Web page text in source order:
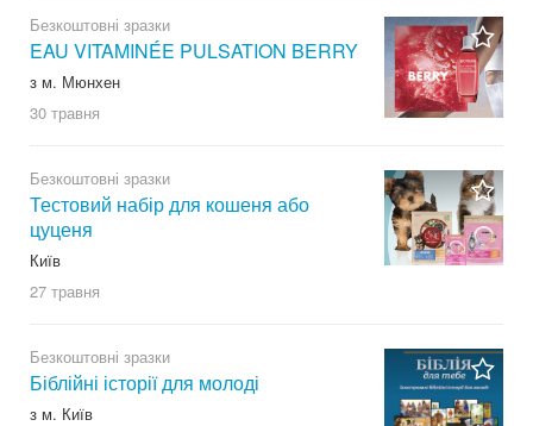
Безкоштовні зразки
EAU VITAMINÉE PULSATION BERRY
з м. Мюнхен
30 травня
Безкоштовні зразки
Тестовий набір для кошеня або
цуценя
Київ
27 травня
Безкоштовні зразки
Біблійні історії для молоді
з м. Київ